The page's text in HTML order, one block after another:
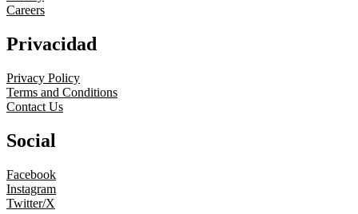
Careers
Privacidad
Privacy Policy
Terms and Conditions
Contact Us
Social
Facebook
Instagram
Twitter/X